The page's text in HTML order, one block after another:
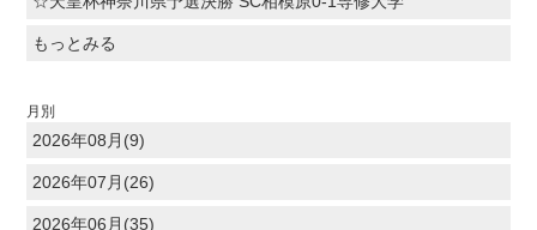
もっとみる
月別
2026年08月(9)
2026年07月(26)
2026年06月(35)